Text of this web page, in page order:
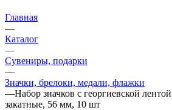
Главная
—
Каталог
—
Сувениры, подарки
—
Значки, брелоки, медали, флажки
—Набор значков с георгиевской
закатные, 56 мм, 10 шт